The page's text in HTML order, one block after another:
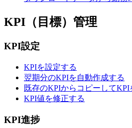
KPI（目標）管理
KPI設定
KPIを設定する
翌期分のKPIを自動作成する
既存のKPIからコピーしてKPI
KPI値を修正する
KPI進捗